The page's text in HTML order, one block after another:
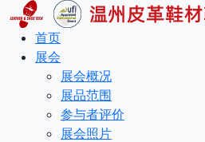
首页
展会
展会概况
展品范围
参与者评价
展会照片